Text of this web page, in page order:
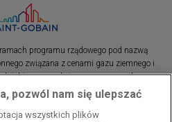
programu rządowego pod nazwą
związana z cenami gazu ziemnego i
uzyskał pomoc w ramach
dla sektorów energochłonnych
gazu ziemnego i energii elektrycznej w
pozwól nam się ulepszać
wszystkich plików